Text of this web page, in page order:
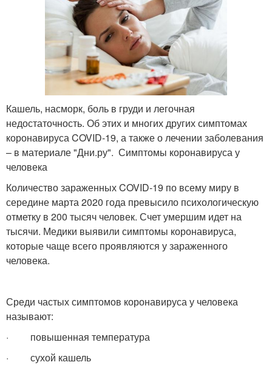
Кашель, насморк, боль в груди и легочная
недостаточность. Об этих и многих других симптомах
коронавируса COVID-19, а также о лечении заболевания
– в материале "Дни.ру". Симптомы коронавируса у
человека
Количество зараженных COVID-19 по всему миру в
середине марта 2020 года превысило психологическую
отметку в 200 тысяч человек. Счет умершим идет на
тысячи. Медики выявили симптомы коронавируса,
которые чаще всего проявляются у зараженного
человека.
Среди частых симптомов коронавируса у человека
называют:
· повышенная температура
· сухой кашель